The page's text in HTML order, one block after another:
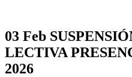
03 Feb
LECTIVA
2026